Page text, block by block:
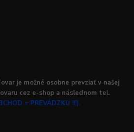
je možné osobne prevziať v našej
cez e-shop a následnom tel.
= PREVÁDZKU !!!).